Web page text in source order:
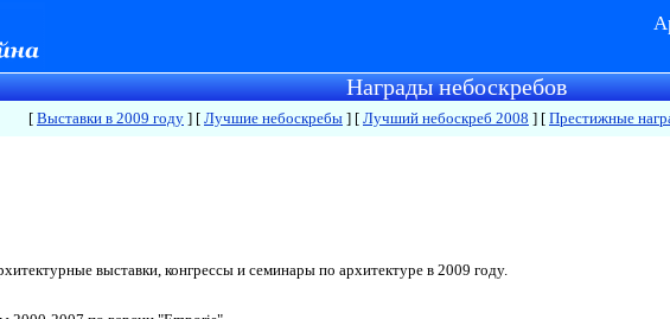
Награды небоскребов
[ Выставки в 2009 году ] [ Лучшие небоскребы ] [ Лучший небоскреб 2008 ] [ Престижные
выставки, конгрессы и семинары по архитектуре в 2009 году.